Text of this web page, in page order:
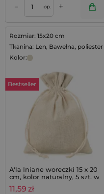
– op. +
Rozmiar: 15x20 cm
Tkanina: Len, Bawełna, poliester
Kolor:
Bestseller
A'la lniane woreczki 15 x 20
cm, kolor naturalny, 5 szt. w
opakowaniu
11,59 zł